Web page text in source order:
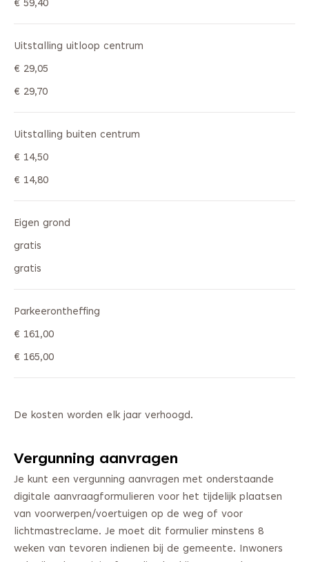
€ 59,40
Uitstalling uitloop centrum
€ 29,05
€ 29,70
Uitstalling buiten centrum
€ 14,50
€ 14,80
Eigen grond
gratis
gratis
Parkeerontheffing
€ 161,00
€ 165,00
De kosten worden elk jaar verhoogd.
Vergunning aanvragen
Je kunt een vergunning aanvragen met onderstaande
digitale aanvraagformulieren voor het tijdelijk plaatsen
van voorwerpen/voertuigen op de weg of voor
lichtmastreclame. Je moet dit formulier minstens 8
weken van tevoren indienen bij de gemeente. Inwoners